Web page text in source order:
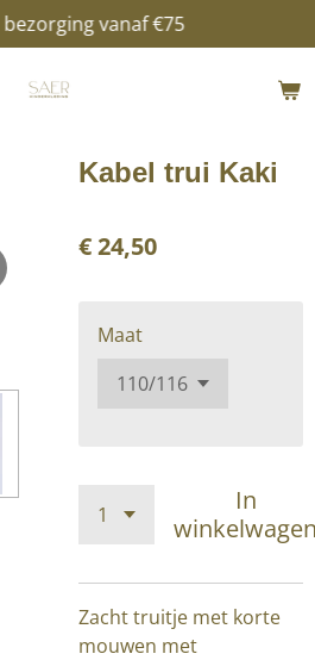
vanaf €75
Kabel trui Kaki
€ 24,50
Maat
In
Zacht truitje met korte
mouwen met